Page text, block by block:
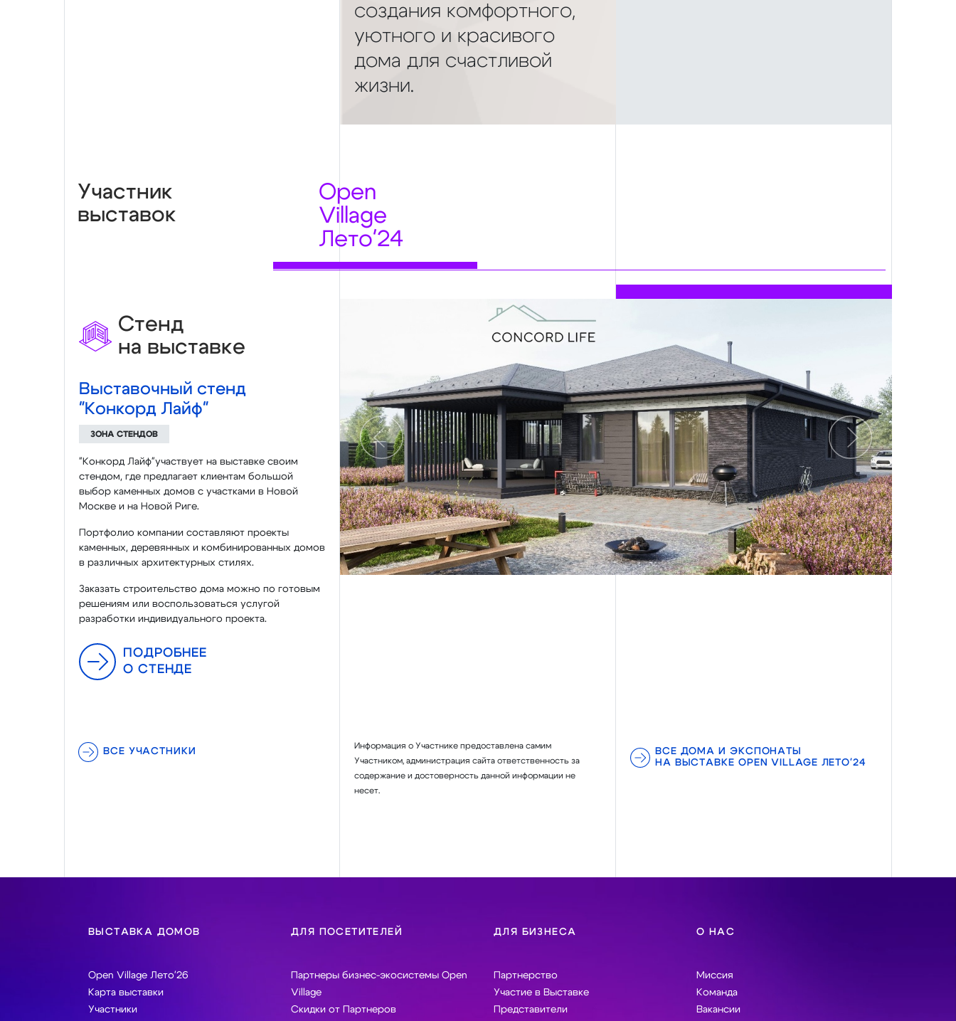
создания комфортного,
уютного и красивого
дома для счастливой
жизни.
Участник
выставок
Open
Village
Лето'24
Стенд
на выставке
Выставочный стенд
"Конкорд Лайф"
ЗОНА СТЕНДОВ
"Конкорд Лайф"участвует на выставке своим
стендом, где предлагает клиентам большой
выбор каменных домов с участками в Новой
Москве и на Новой Риге.
Портфолио компании составляют проекты
каменных, деревянных и комбинированных домов
в различных архитектурных стилях.
Заказать строительство дома можно по готовым
решениям или воспользоваться услугой
разработки индивидуального проекта.
ПОДРОБНЕЕ
О СТЕНДЕ
Предыдущий Следующий
ВСЕ УЧАСТНИКИ
Информация о Участнике предоставлена самим
Участником, администрация сайта ответственность за
содержание и достоверность данной информации не
несет.
ВСЕ ДОМА И ЭКСПОНАТЫ
НА ВЫСТАВКЕ OPEN VILLAGE ЛЕТО'24
ВЫСТАВКА ДОМОВ
Open Village Лето'26
Карта выставки
Участники
ДЛЯ ПОСЕТИТЕЛЕЙ
Партнеры бизнес-экосистемы Open
Village
Скидки от Партнеров
ДЛЯ БИЗНЕСА
Партнерство
Участие в Выставке
Представители
О НАС
Миссия
Команда
Вакансии